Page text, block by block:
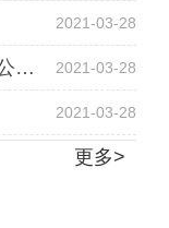
2021-03-28
陕西煤业化工建设（集团）有限公司汉中分公司 2021-03-28
2021-03-28
更多>